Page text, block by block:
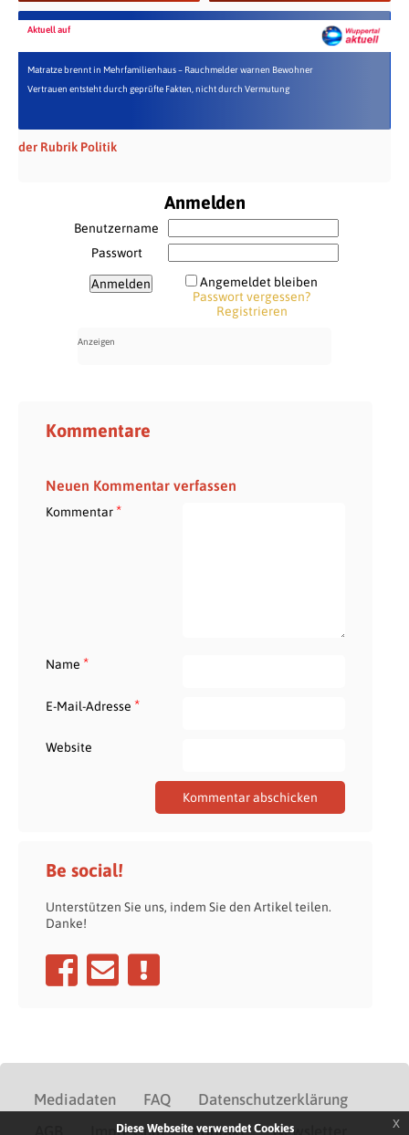
Aktuell auf
Matratze brennt in Mehrfamilienhaus – Rauchmelder warnen Bewohner
Vertrauen entsteht durch geprüfte Fakten, nicht durch Vermutung
der Rubrik Politik
Anmelden
Benutzername
Passwort
Angemeldet bleiben
Passwort vergessen?
Registrieren
Kommentare
Neuen Kommentar verfassen
Kommentar*
Name *
E-Mail-Adresse *
Website
Be social!
Unterstützen Sie uns, indem Sie den Artikel teilen.
Danke!
Mediadaten FAQ
Datenschutzerklärung
Impressum Kontakt Newsletter
Diese Webseite verwendet Cookies x